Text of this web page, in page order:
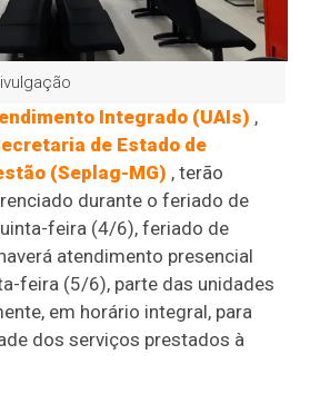
Integrado (UAIs) ,
de Estado de
(Seplag-MG) , terão
durante o feriado de
feira (4/6), feriado de
atendimento presencial
feira (5/6), parte das unidades
em horário integral, para
dos serviços prestados à